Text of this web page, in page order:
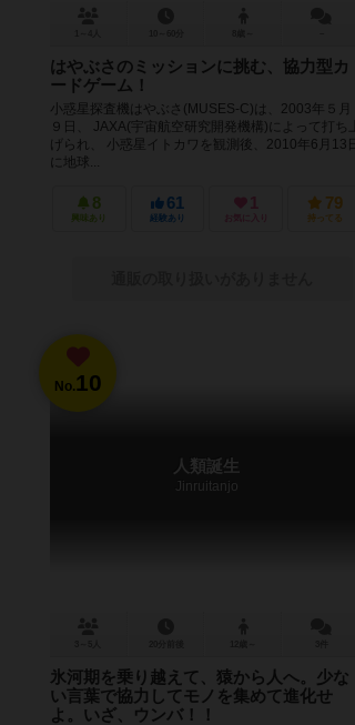
はやぶさのミッションに挑む、協力型カ
ードゲーム！
小惑星探査機はやぶさ(MUSES-C)は、2003年５月
９日、 JAXA(宇宙航空研究開発機構)によって打ち上
げられ、 小惑星イトカワを観測後、2010年6月13日
に地球...
8
興味あり
61
経験あり
1
お気に入り
79
持ってる
No. 10
人類誕生
Jinruitanjo
氷河期を乗り越えて、猿から人へ。少な
い言葉で協力してモノを集めて進化せ
よ。いざ、ウンバ！！